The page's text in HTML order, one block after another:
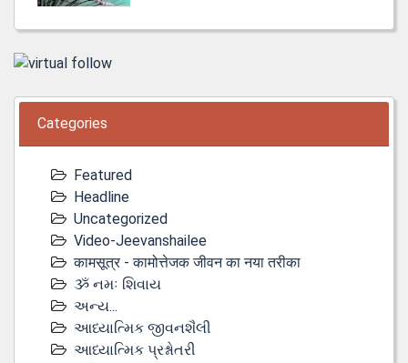
Categories
Featured
Headline
Uncategorized
Video-Jeevanshailee
कामसूत्र - कामोत्तेजक जीवन का नया तरीका
ૐ નમઃ શિવાય
અન્ય...
આધ્યાત્મિક જીવનશૈલી
આધ્યાત્મિક પ્રશ્નોતરી